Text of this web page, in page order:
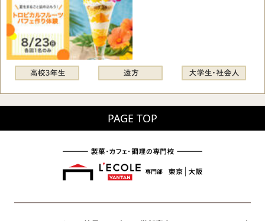
PAGE TOP